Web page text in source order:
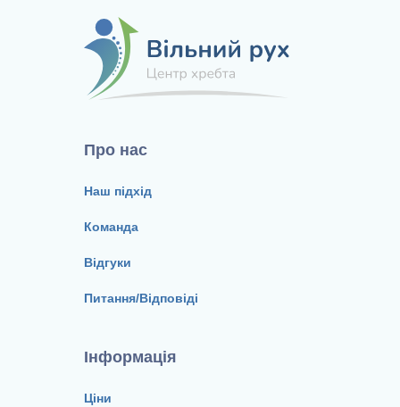
Про нас
Наш підхід
Команда
Відгуки
Питання/Відповіді
Інформація
Ціни